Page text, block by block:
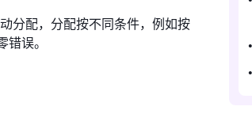
分配，分配按不同条件，例如按
误。